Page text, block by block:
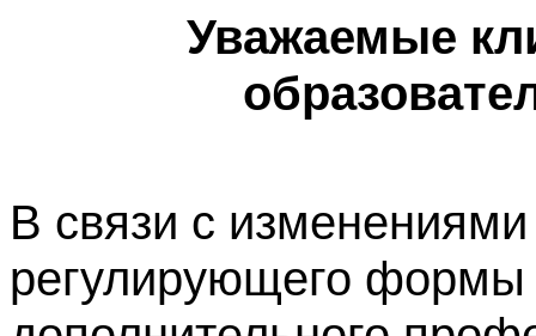
Уважаемые
В связи с изменениями
регулирующего формы